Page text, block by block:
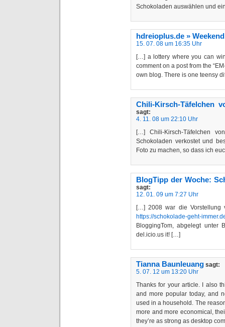
Schokoladen auswählen und
hdreioplus.de »
15. 07. 08 um 16:35 Uhr
[…] a lottery where you can
comment on a post from the
own blog. There is one teensy
Chili-Kirsch-Täfelchen
sagt:
4. 11. 08 um 22:10 Uhr
[…] Chili-Kirsch-Täfelchen
Schokoladen verkostet und
Foto zu machen, so dass ich
BlogTipp der Woche:
sagt:
12. 01. 09 um 7:27 Uhr
[…] 2008 war die Vorstellung
https://schokolade-geht-
BloggingTom, abgelegt unter
del.icio.us it! […]
Tianna Baunleuang sagt:
5. 07. 12 um 13:20 Uhr
Thanks for your article. I also
and more popular today, and
used in a household. The
more and more economical,
they’re as strong as desktop